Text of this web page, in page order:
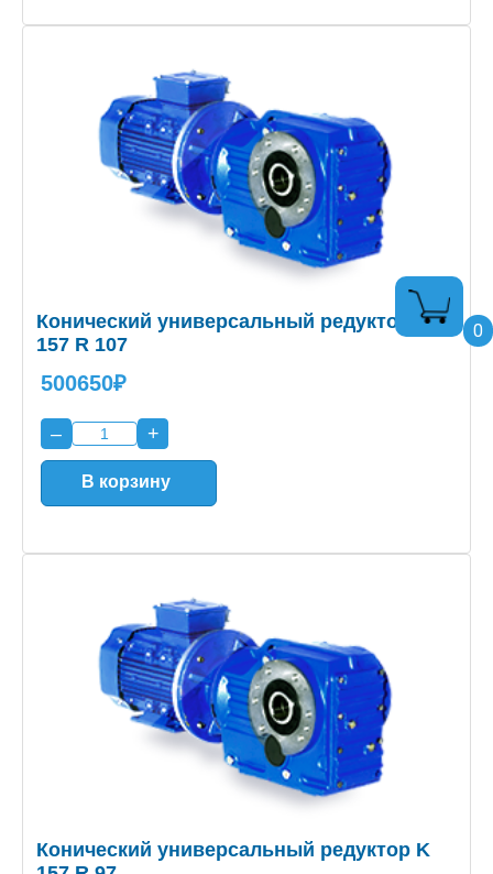
0
Конический универсальный редуктор K
157 R 107
500650₽
– +
В корзину
Конический универсальный редуктор K